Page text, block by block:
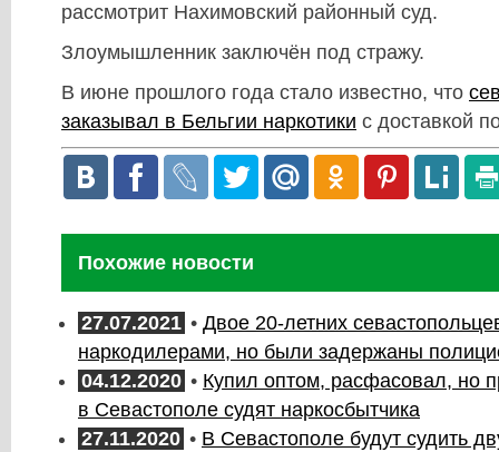
рассмотрит Нахимовский районный суд.
Злоумышленник заключён под стражу.
В июне прошлого года стало известно, что
заказывал в Бельгии наркотики с доставкой
Похожие новости
27.07.2021 • Двое 20-летних
наркодилерами, но были задержаны
04.12.2020 • Купил оптом, расфасовал, но
в Севастополе судят наркосбытчика
27.11.2020 • В Севастополе будут судить